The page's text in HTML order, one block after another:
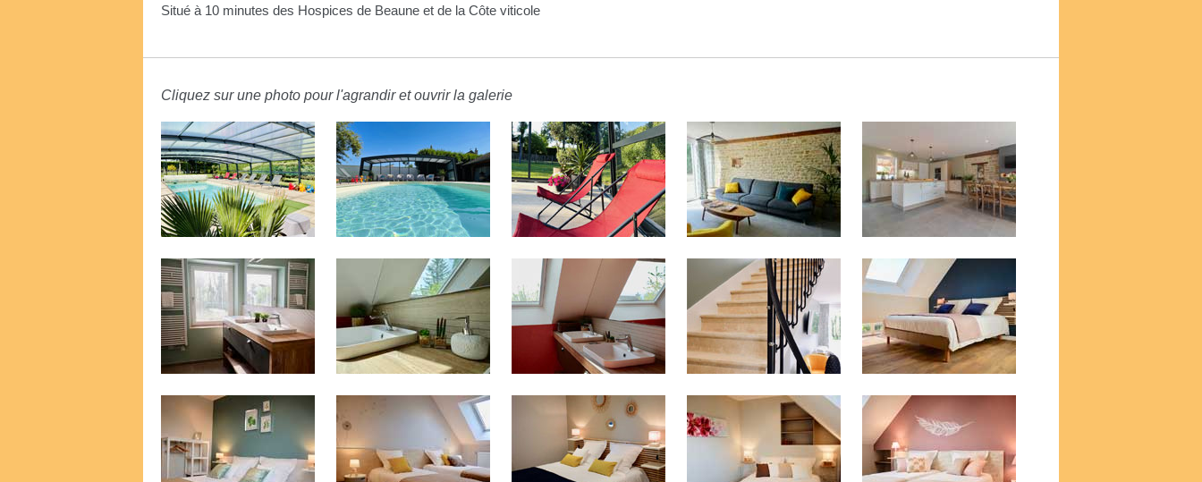
Situé à 10 minutes des Hospices de Beaune et de la Côte viticole
Cliquez sur une photo pour l'agrandir et ouvrir la galerie